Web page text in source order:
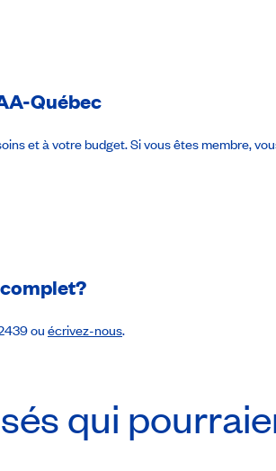
de ses tranquilles canaux. Arrêt à
midi. Souper et nuit dans la région de
Québec
et à votre budget. Si vous êtes membre,
ou écrivez-nous.
qui